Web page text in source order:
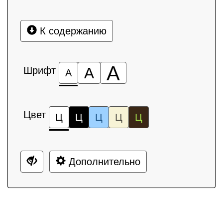
К содержанию
Шрифт А А А
Цвет Ц Ц Ц Ц Ц
Дополнительно